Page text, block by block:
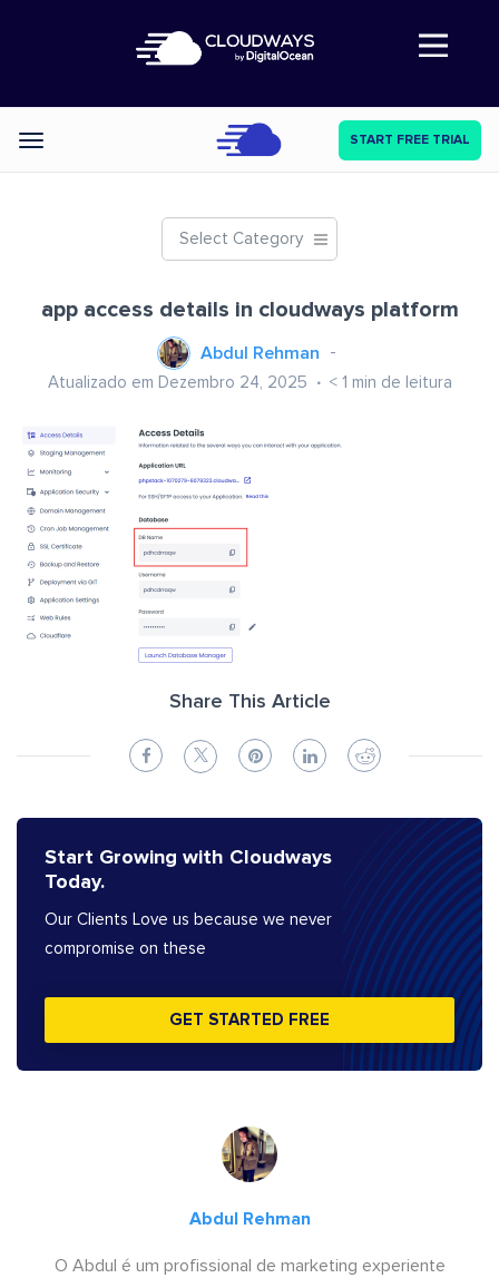
Abre a navegação
Categories START FREE TRIAL
Select Category
app access details in cloudways platform
Abdul Rehman
Atualizado em Dezembro 24, 2025 < 1 min de leitura
Share This Article
Start Growing with Cloudways
Today.
Our Clients Love us because we never
compromise on these
GET STARTED FREE
Abdul Rehman
O Abdul é um profissional de marketing experiente